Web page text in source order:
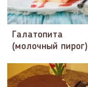
Галатопита
(молочный пирог)